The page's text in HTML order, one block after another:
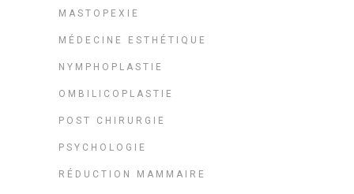
MASTOPEXIE
MÉDECINE ESTHÉTIQUE
NYMPHOPLASTIE
OMBILICOPLASTIE
POST CHIRURGIE
PSYCHOLOGIE
RÉDUCTION MAMMAIRE